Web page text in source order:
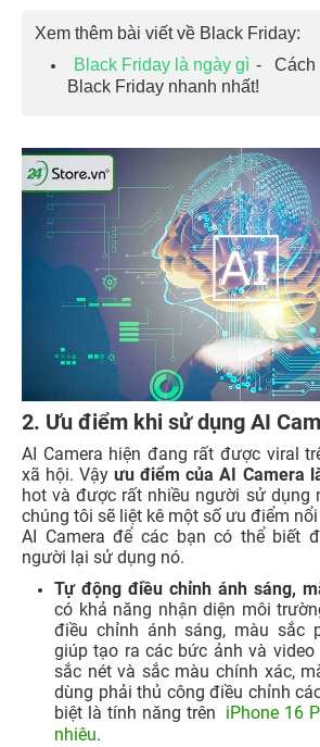
Xem thêm bài viết về Black Friday:
Black Friday là ngày gì -
Black Friday nhanh nhất!
2. Ưu điểm khi sử dụng AI
AI Camera hiện đang rất được viral
xã hội. Vậyưu điểm của AI Camera
hot và được rất nhiều người sử dụng
chúng tôi sẽ liệt kê một số ưu điểm
AI Camera để các bạn có thể biết
người lại sử dụng nó.
Tự động điều chỉnh ánh sáng,
có khả năng nhận diện môi
điều chỉnh ánh sáng, màu sắc
giúp tạo ra các bức ảnh và
sắc nét và sắc màu chính xác,
dùng phải thủ công điều chỉnh
biệt là tính năng trên iPhone 16
nhiêu.